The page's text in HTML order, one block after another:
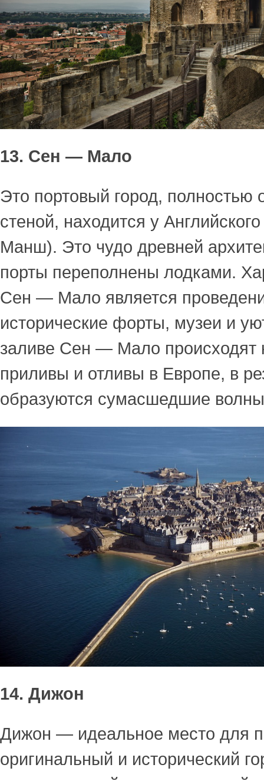
13. Сен — Мало
Это портовый город, полностью
стеной, находится у
Манш). Это чудо древней
порты переполнены лодками.
Сен — Мало является
исторические форты, музеи и
заливе Сен — Мало происходят
приливы и отливы в Европе, в
образуются сумасшедшие
14. Дижон
Дижон — идеальное место для
оригинальный и исторический